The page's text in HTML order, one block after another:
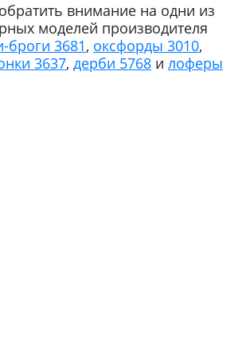
внимание на одни из
моделей производителя
броги 3681, оксфорды 3010,
3637, дерби 5768 и лоферы